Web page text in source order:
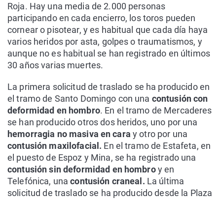
Roja. Hay una media de 2.000 personas
participando en cada encierro, los toros pueden
cornear o pisotear, y es habitual que cada día haya
varios heridos por asta, golpes o traumatismos, y
aunque no es habitual se han registrado en últimos
30 años varias muertes.
La primera solicitud de traslado se ha producido en
el tramo de Santo Domingo con una contusión con
deformidad en hombro. En el tramo de Mercaderes
se han producido otros dos heridos, uno por una
hemorragia no masiva en cara y otro por una
contusión maxilofacial. En el tramo de Estafeta, en
el puesto de Espoz y Mina, se ha registrado una
contusión sin deformidad en hombroy en
Telefónica, unacontusión craneal. La última
solicitud de traslado se ha producido desde la Plaza